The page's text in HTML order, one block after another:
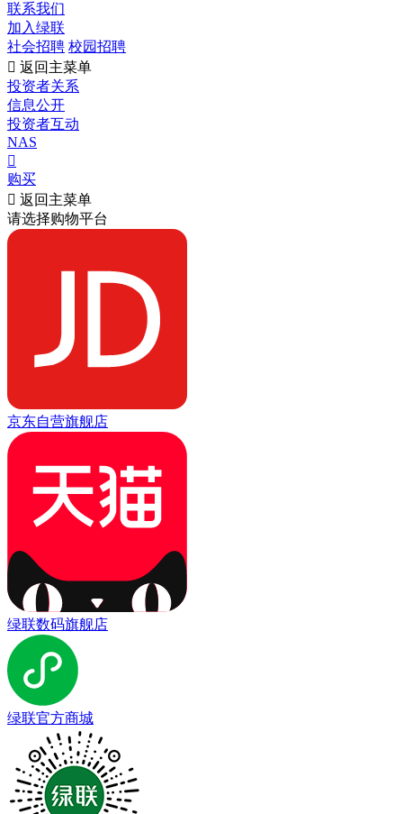
联系我们
加入绿联
社会招聘 校园招聘
 返回主菜单
投资者关系
信息公开
投资者互动
NAS

购买
 返回主菜单
请选择购物平台
京东自营旗舰店
绿联数码旗舰店
绿联官方商城